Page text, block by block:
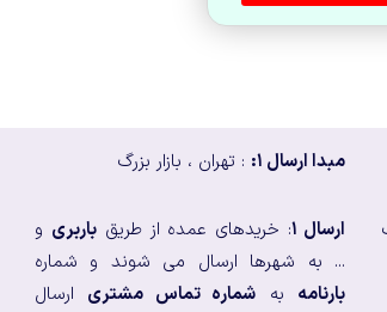
مبدا ارسال ۱: : تهران ، بازار بزرگ
ارسال ۱ : خریدهای عمده از طریقباربری و
... به شهرها ارسال می شوند و شماره
بارنامه به شماره تماس مشتری ارسال